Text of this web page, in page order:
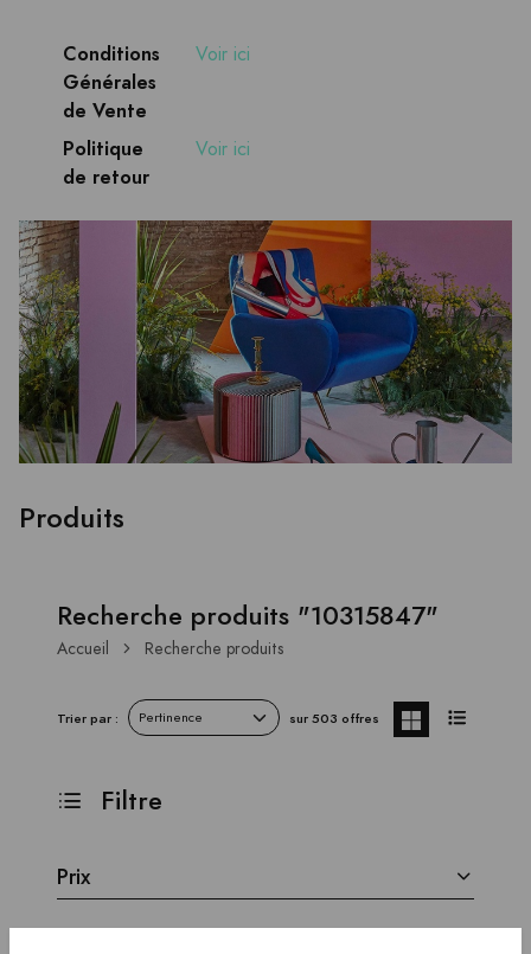
Conditions
Générales
de Vente
Voir ici
Politique
de retour
Voir ici
Produits
Recherche produits "10315847"
Accueil Recherche produits
Trier par : sur 503 offres
Filtre
Prix